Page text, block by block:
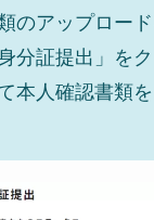
のアップロード
分証提出」を
本人確認書類